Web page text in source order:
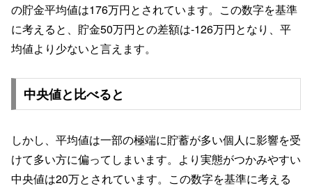
の貯金平均値は176万円とされています。この数字を基準
に考えると、貯金50万円との差額は-126万円となり、平
均値より少ないと言えます。
中央値と比べると
しかし、平均値は一部の極端に貯蓄が多い個人に影響を受
けて多い方に偏ってしまいます。より実態がつかみやすい
中央値は20万とされています。この数字を基準に考える